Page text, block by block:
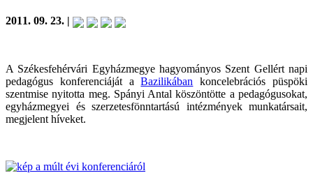
2011. 09. 23. |
A Székesfehérvári Egyházmegye hagyományos Szent Gellért napi
pedagógus konferenciáját aBazilikában koncelebrációs püspöki
szentmise nyitotta meg. Spányi Antal köszöntötte a pedagógusokat,
egyházmegyei és szerzetesfönntartású intézmények munkatársait,
megjelent híveket.